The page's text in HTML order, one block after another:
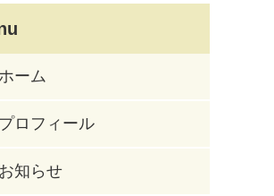
ホーム
プロフィール
お知らせ